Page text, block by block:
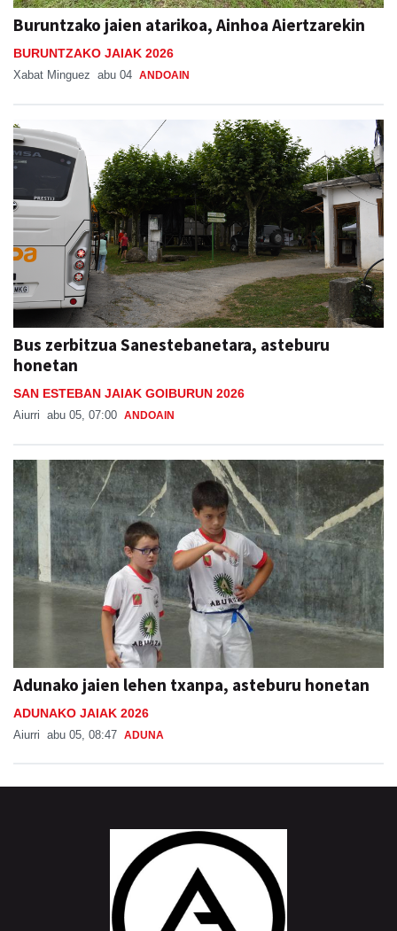
Buruntzako jaien atarikoa, Ainhoa Aiertzarekin
BURUNTZAKO JAIAK 2026
Xabat Minguez abu 04 ANDOAIN
Bus zerbitzua Sanestebanetara, asteburu
honetan
SAN ESTEBAN JAIAK GOIBURUN 2026
Aiurri abu 05, 07:00 ANDOAIN
Adunako jaien lehen txanpa, asteburu honetan
ADUNAKO JAIAK 2026
Aiurri abu 05, 08:47 ADUNA